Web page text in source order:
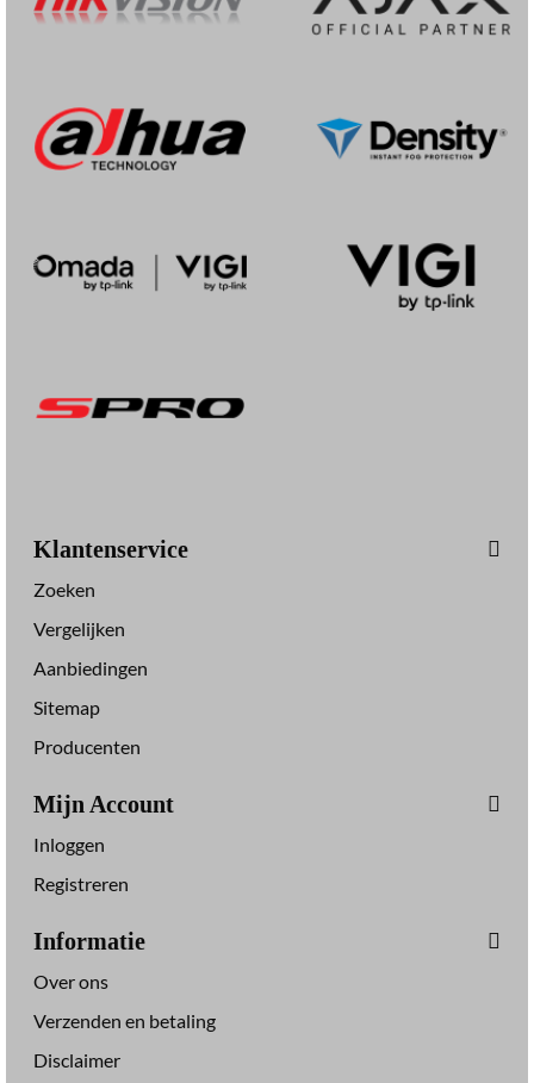
Klantenservice
Zoeken
Vergelijken
Aanbiedingen
Sitemap
Producenten
Mijn Account
Inloggen
Registreren
Informatie
Over ons
Verzenden en betaling
Disclaimer